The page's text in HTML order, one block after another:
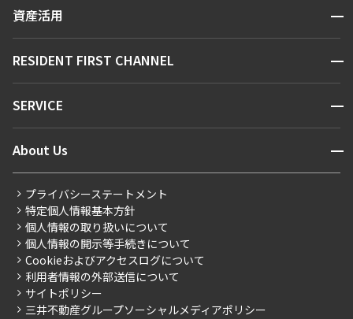
新着情報から探す
新着募集情報
こだわりから探す
こだわり一覧
プレミアムマンション
新築
当社限定（港区・渋谷区）
当社限定（港区・渋谷区以外）
お問い合わせ
資産活用 開閉
お問い合わせ
RESIDENT FIRST CHANNEL 開閉
マンションレポート
住まいのコラム
SERVICE 開閉
会員ページ
ご入居・提携サービス
お部屋探しからご契約まで
よくあるご質問
社宅紹介
【仲介会社様向け】当社仲介事業部取り扱い物件入居申込
About Us 開閉
会社情報
事業案内
採用情報
ニュースリリース
お問い合わせ
プライバシーステートメント
特定個人情報基本方針
個人情報の取り扱いについて
個人情報の開示等手続きについて
Cookieおよびアクセスログについて
利用者情報の外部送信について
サイトポリシー
三井不動産グループソーシャルメディアポリシー